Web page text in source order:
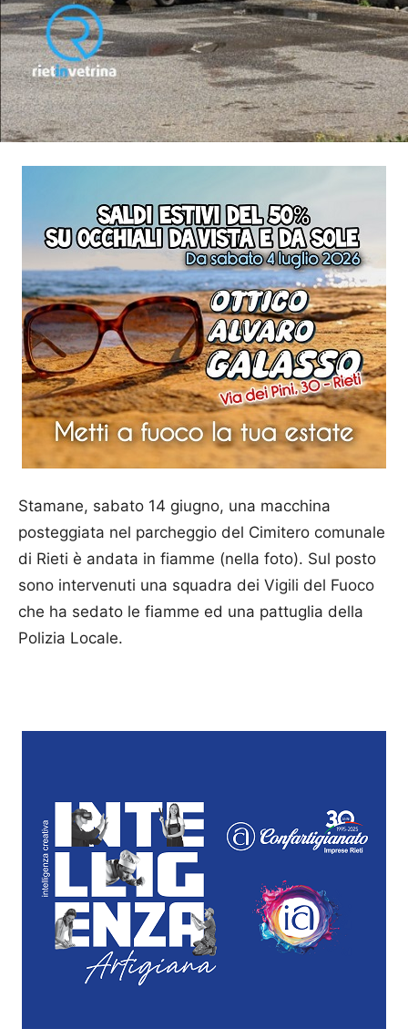
Stamane, sabato 14 giugno, una macchina
posteggiata nel parcheggio del Cimitero comunale
di Rieti è andata in fiamme (nella foto). Sul posto
sono intervenuti una squadra dei Vigili del Fuoco
che ha sedato le fiamme ed una pattuglia della
Polizia Locale.